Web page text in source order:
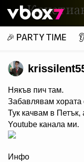
👾
🎉 PARTY TIME
Някъв пич там.
Забавлявам хората
Тук качвам в Петък,
Youtube канала ми.
Инфо